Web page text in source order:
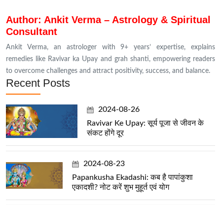
Author: Ankit Verma – Astrology & Spiritual
Consultant
Ankit Verma, an astrologer with 9+ years’ expertise, explains
remedies like Ravivar ka Upay and grah shanti, empowering readers
to overcome challenges and attract positivity, success, and balance.
Recent Posts
2024-08-26
Ravivar Ke Upay: सूर्य पूजा से जीवन के
संकट होंगे दूर
2024-08-23
Papankusha Ekadashi: कब है पापांकुशा
एकादशी? नोट करें शुभ मुहूर्त एवं योग